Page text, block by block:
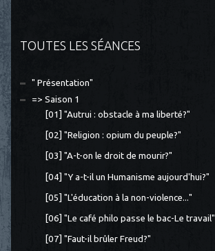
TOUTES LES SÉANCES
" Présentation"
=> Saison 1
[01] "Autrui : obstacle à ma liberté?"
[02] "Religion : opium du peuple?"
[03] "A-t-on le droit de mourir?"
[04] "Y a-t-il un Humanisme aujourd'hui?"
[05] "L'éducation à la non-violence..."
[06] "Le café philo passe le bac-Le travail"
[07] "Faut-il brûler Freud?"